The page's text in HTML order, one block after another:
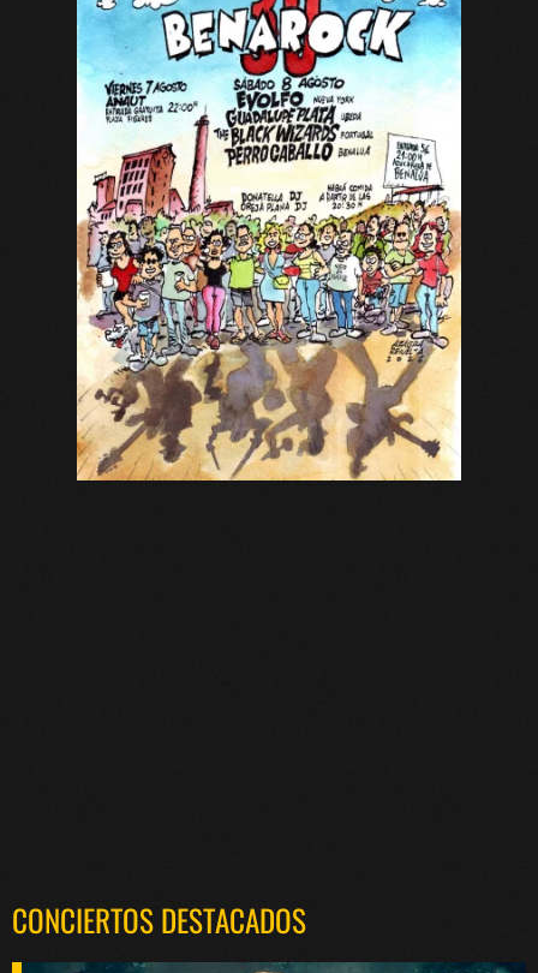
CONCIERTOS DESTACADOS